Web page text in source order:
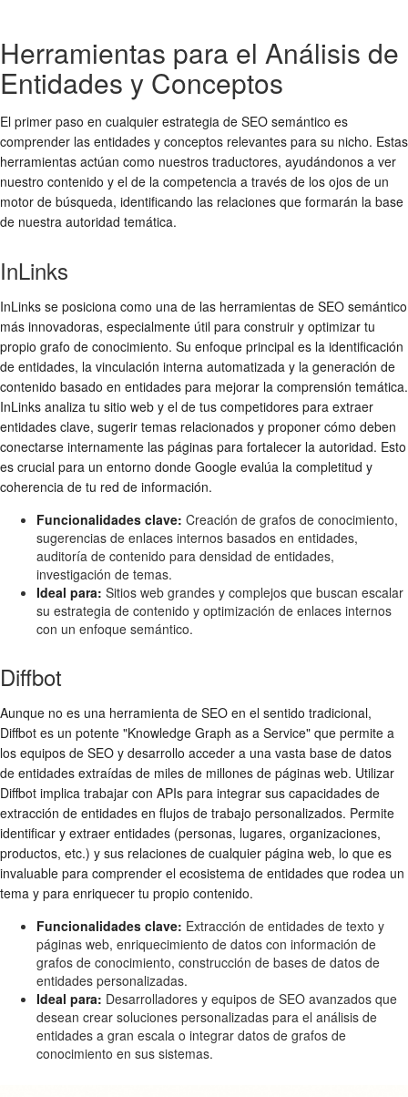
Herramientas para el Análisis de
Entidades y Conceptos
El primer paso en cualquier estrategia de SEO semántico es
comprender las entidades y conceptos relevantes para su nicho. Estas
herramientas actúan como nuestros traductores, ayudándonos a ver
nuestro contenido y el de la competencia a través de los ojos de un
motor de búsqueda, identificando las relaciones que formarán la base
de nuestra autoridad temática.
InLinks
InLinks se posiciona como una de las herramientas de SEO semántico
más innovadoras, especialmente útil para construir y optimizar tu
propio grafo de conocimiento. Su enfoque principal es la identificación
de entidades, la vinculación interna automatizada y la generación de
contenido basado en entidades para mejorar la comprensión temática.
InLinks analiza tu sitio web y el de tus competidores para extraer
entidades clave, sugerir temas relacionados y proponer cómo deben
conectarse internamente las páginas para fortalecer la autoridad. Esto
es crucial para un entorno donde Google evalúa la completitud y
coherencia de tu red de información.
Funcionalidades clave: Creación de grafos de conocimiento,
sugerencias de enlaces internos basados en entidades,
auditoría de contenido para densidad de entidades,
investigación de temas.
Ideal para: Sitios web grandes y complejos que buscan escalar
su estrategia de contenido y optimización de enlaces internos
con un enfoque semántico.
Diffbot
Aunque no es una herramienta de SEO en el sentido tradicional,
Diffbot es un potente "Knowledge Graph as a Service" que permite a
los equipos de SEO y desarrollo acceder a una vasta base de datos
de entidades extraídas de miles de millones de páginas web. Utilizar
Diffbot implica trabajar con APIs para integrar sus capacidades de
extracción de entidades en flujos de trabajo personalizados. Permite
identificar y extraer entidades (personas, lugares, organizaciones,
productos, etc.) y sus relaciones de cualquier página web, lo que es
invaluable para comprender el ecosistema de entidades que rodea un
tema y para enriquecer tu propio contenido.
Funcionalidades clave: Extracción de entidades de texto y
páginas web, enriquecimiento de datos con información de
grafos de conocimiento, construcción de bases de datos de
entidades personalizadas.
Ideal para: Desarrolladores y equipos de SEO avanzados que
desean crear soluciones personalizadas para el análisis de
entidades a gran escala o integrar datos de grafos de
conocimiento en sus sistemas.